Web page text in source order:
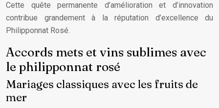
Cette quête permanente d’amélioration et d’innovation
contribue grandement à la réputation d’excellence du
Philipponnat Rosé.
Accords mets et vins sublimes avec
le philipponnat rosé
Mariages classiques avec les fruits de
mer